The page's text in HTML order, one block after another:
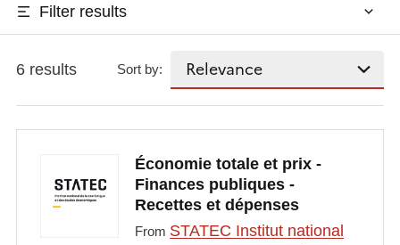
Filter results
6 results Sort by:
Économie totale et prix -
Finances publiques -
Recettes et dépenses
From STATEC Institut national